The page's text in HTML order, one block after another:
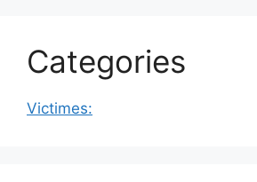
Categories
Victimes: